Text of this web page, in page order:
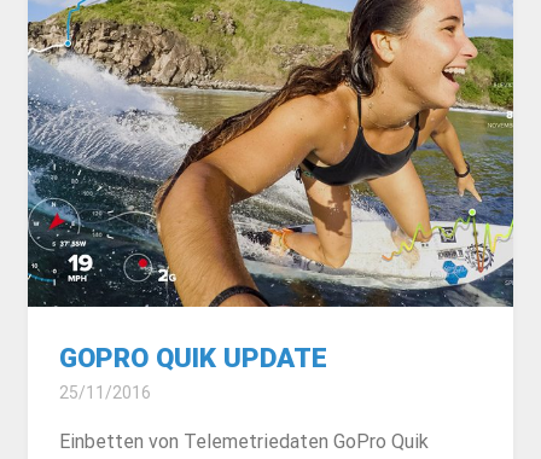
GOPRO QUIK UPDATE
25/11/2016
Einbetten von Telemetriedaten GoPro Quik